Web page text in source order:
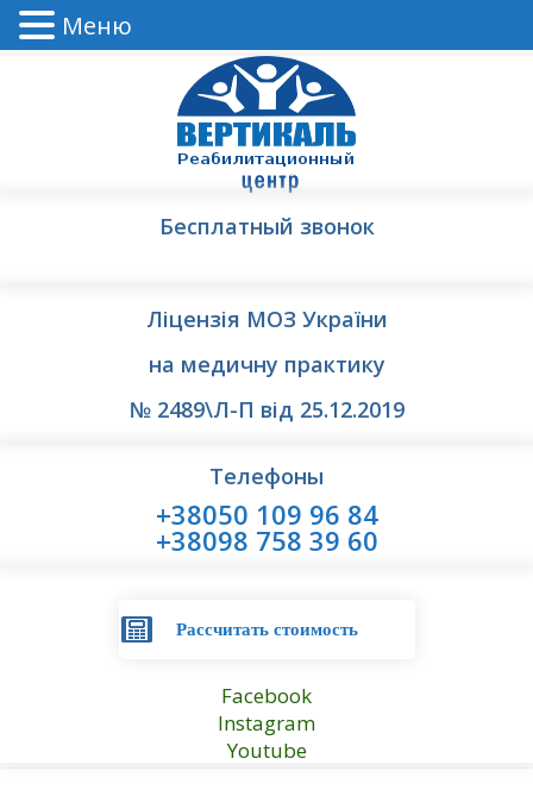
Бесплатный звонок
Ліцензія МОЗ України
на медичну практику
№ 2489\Л-П від 25.12.2019
Телефоны
+38050 109 96 84
+38098 758 39 60
Рассчитать стоимость
Facebook
Instagram
Youtube
Меню